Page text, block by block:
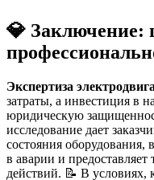
💎 Заключение:
Экспертиза
затраты, а инвестиция в
юридическую
исследование дает
состояния оборудования,
в аварии и
действий. 📝 В условиях,